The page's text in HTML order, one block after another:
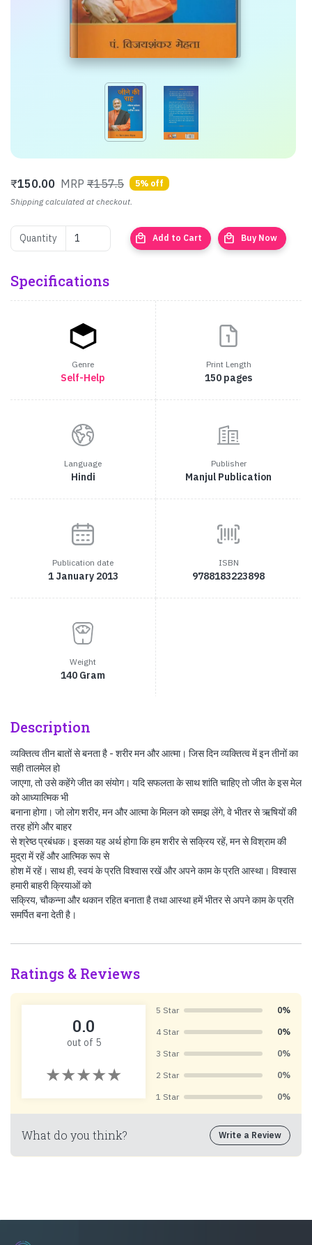
₹150.00 MRP ₹157.5
5% off
Shipping calculated at checkout.
Quantity local_mall Add to Cart local_mall Buy Now
Specifications
Genre
Self-Help
Print Length
150 pages
Language
Hindi
Publisher
Manjul Publication
Publication date
1 January 2013
ISBN
9788183223898
Weight
140 Gram
Description
व्यक्तित्व तीन बातों से बनता है - शरीर मन और आत्मा। जिस दिन व्यक्तित्व में इन तीनों का
सही तालमेल हो
जाएगा, तो उसे कहेंगे जीत का संयोग। यदि सफलता के साथ शांति चाहिए तो जीत के इस मेल
को आध्यात्मिक भी
बनाना होगा। जो लोग शरीर, मन और आत्मा के मिलन को समझ लेंगे, वे भीतर से ऋषियों की
तरह होंगे और बाहर
से श्रेष्ठ प्रबंधक। इसका यह अर्थ होगा कि हम शरीर से सक्रिय रहें, मन से विश्राम की
मुद्रा में रहें और आत्मिक रूप से
होश में रहें। साथ ही, स्वयं के प्रति विश्वास रखें और अपने काम के प्रति आस्था। विश्वास
हमारी बाहरी क्रियाओं को
सक्रिय, चौकन्ना और थकान रहित बनाता है तथा आस्था हमें भीतर से अपने काम के प्रति
समर्पित बना देती है।
Ratings & Reviews
0.0
out of 5
5 Star 0%
4 Star 0%
3 Star 0%
2 Star 0%
1 Star 0%
What do you think? Write a Review